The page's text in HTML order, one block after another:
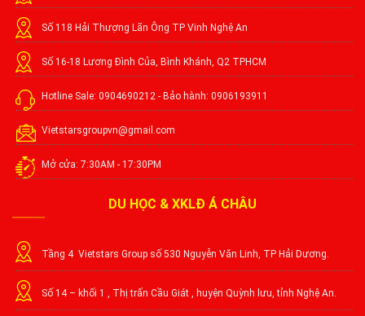
Số 118 Hải Thượng Lãn Ông TP Vinh Nghệ An
Số 16-18 Lương Đình Của, Bình Khánh, Q2 TPHCM
Hotline Sale: 0904690212 - Bảo hành: 0906193911
Vietstarsgroupvn@gmail.com
Mở cửa: 7:30AM - 17:30PM
DU HỌC & XKLĐ Á CHÂU
Tầng 4 Vietstars Group số 530 Nguyễn Văn Linh, TP Hải Dương.
Số 14 – khối 1 , Thị trấn Cầu Giát , huyện Quỳnh lưu, tỉnh Nghệ An.